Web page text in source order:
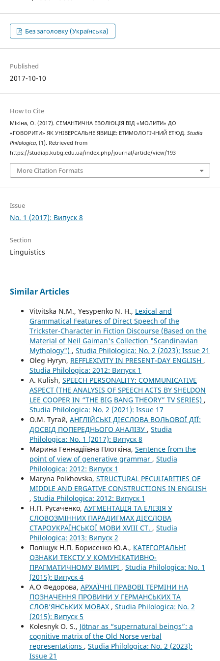
Без заголовку (Українська)
Published
2017-10-10
How to Cite
Мікіна, О. (2017). СЕМАНТИЧНА ЕВОЛЮЦІЯ ВІД «МОЛИТИ» ДО
«ГОВОРИТИ» ЯК УНІВЕРСАЛЬНЕ ЯВИЩЕ: ЕТИМОЛОГІЧНИЙ ЕТЮД. Studia
Philologica, (1). Retrieved from
https://studiap.kubg.edu.ua/index.php/journal/article/view/193
More Citation Formats
Issue
No. 1 (2017): Випуск 8
Section
Linguistics
Similar Articles
Vitvitska N.M., Yesypenko N. H., Lexical and
Grammatical Features of Direct Speech of the
Trickster-Character in Fiction Discourse (Based on the
Material of Neil Gaiman's Collection "Scandinavian
Mythology") , Studia Philologica: No. 2 (2023): Issue 21
Oleg Hyryn, REFFLEXIVITY IN PRESENT-DAY ENGLISH ,
Studia Philologica: 2012: Випуск 1
A. Kulish, SPEECH PERSONALITY: COMMUNICATIVE
ASPECT (THE ANALYSIS OF SPEECH ACTS BY SHELDON
LEE COOPER IN “THE BIG BANG THEORY” TV SERIES) ,
Studia Philologica: No. 2 (2021): Issue 17
О.М. Тугай, АНГЛІЙСЬКІ ДІЄСЛОВА ВОЛЬОВОЇ ДІЇ:
ДОСВІД ПОПЕРЕДНЬОГО АНАЛІЗУ , Studia
Philologica: No. 1 (2017): Випуск 8
Марина Геннадіївна Плоткіна, Sentence from the
point of view of generative grammar , Studia
Philologica: 2012: Випуск 1
Maryna Polkhovska, STRUCTURAL PECULIARITIES OF
MIDDLE AND ERGATIVE CONSTRUCTIONS IN ENGLISH
, Studia Philologica: 2012: Випуск 1
Н.П. Русаченко, АУГМЕНТАЦІЯ ТА ЕЛІЗІЯ У
СЛОВОЗМІННИХ ПАРАДИГМАХ ДІЄСЛОВА
СТАРОУКРАЇНСЬКОЇ МОВИ XVIII СТ. , Studia
Philologica: 2013: Випуск 2
Поліщук Н.П. Борисенко Ю.А., КАТЕГОРІАЛЬНІ
ОЗНАКИ ТЕКСТУ У КОМУНІКАТИВНО-
ПРАГМАТИЧНОМУ ВИМІРІ , Studia Philologica: No. 1
(2015): Випуск 4
А.О Федорова, АРХАЇЧНІ ПРАВОВІ ТЕРМІНИ НА
ПОЗНАЧЕННЯ ПРОВИНИ У ГЕРМАНСЬКИХ ТА
СЛОВ’ЯНСЬКИХ МОВАХ , Studia Philologica: No. 2
(2015): Випуск 5
Kolesnyk O. S., Jötnar as “supernatural beings”: a
cognitive matrix of the Old Norse verbal
representations , Studia Philologica: No. 2 (2023):
Issue 21